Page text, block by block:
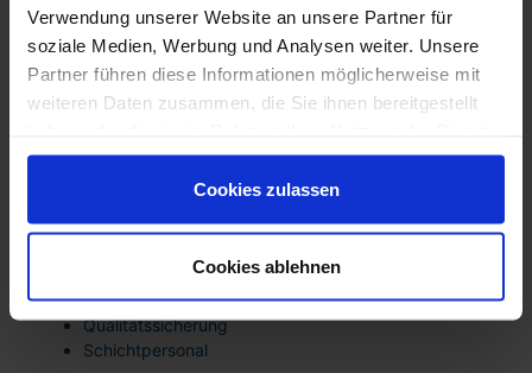
Verwendung unserer Website an unsere Partner für
soziale Medien, Werbung und Analysen weiter. Unsere
Partner führen diese Informationen möglicherweise mit
weiteren Daten zusammen, die Sie ihnen bereitgestellt
gesammelt haben. Sie sind damit einverstanden und
können Ihre Einwilligung jederzeit mit Wirkung für die
Zukunft widerrufen oder ändern.
Cookies zulassen
Cookies ablehnen
Reduzierung interner HR-Belastungen
Gerade im mittelständisch geprägten Wirtschaftsraum
Kalkar ist eine nachhaltige Fachkräfteplanung ein zentraler
Erfolgsfaktor.
Branchenlösungen –
Fachkräfte für Kalkar
Industrie & Produktion
Maschinen- und Anlagenführer
Produktionsfachkräfte
Qualitätssicherung
Schichtpersonal